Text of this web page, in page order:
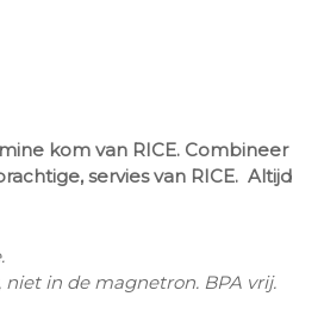
kom van RICE. Combineer
servies van RICE. Altijd
niet in de magnetron. BPA vrij.